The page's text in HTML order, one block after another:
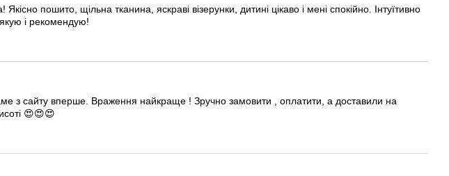
пошито, щільна тканина, яскраві візерунки, дитині цікаво і мені спокійно. Інтуїтивно
і рекомендую!
сайту вперше. Враження найкраще ! Зручно замовити , оплатити, а доставили на
😍😍😍